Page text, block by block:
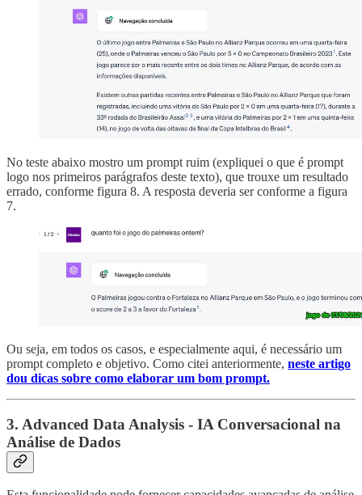
No teste abaixo mostro um prompt ruim (expliquei o que é prompt
logo nos primeiros parágrafos deste texto), que trouxe um resultado
errado, conforme figura 8. A resposta deveria ser conforme a figura
7.
Ou seja, em todos os casos, e especialmente aqui, é necessário um
prompt completo e objetivo. Como citei anteriormente, neste artigo
dou dicas sobre como elaborar um bom prompt.
3. Advanced Data Analysis - IA Conversacional na
Análise de Dados